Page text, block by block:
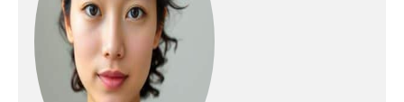
(BSC111/06).